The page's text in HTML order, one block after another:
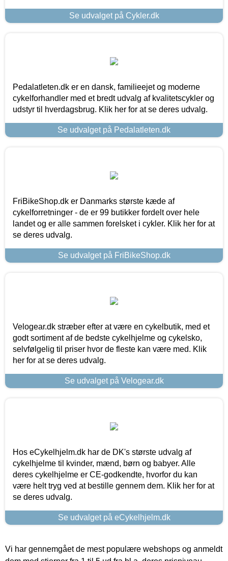
Se udvalget på Cykler.dk
Pedalatleten.dk er en dansk, familieejet og moderne
cykelforhandler med et bredt udvalg af kvalitetscykler og
udstyr til hverdagsbrug. Klik her for at se deres udvalg.
Se udvalget på Pedalatleten.dk
FriBikeShop.dk er Danmarks største kæde af
cykelforretninger - de er 99 butikker fordelt over hele
landet og er alle sammen forelsket i cykler. Klik her for at
se deres udvalg.
Se udvalget på FriBikeShop.dk
Velogear.dk stræber efter at være en cykelbutik, med et
godt sortiment af de bedste cykelhjelme og cykelsko,
selvfølgelig til priser hvor de fleste kan være med. Klik
her for at se deres udvalg.
Se udvalget på Velogear.dk
Hos eCykelhjelm.dk har de DK's største udvalg af
cykelhjelme til kvinder, mænd, børn og babyer. Alle
deres cykelhjelme er CE-godkendte, hvorfor du kan
være helt tryg ved at bestille gennem dem. Klik her for at
se deres udvalg.
Se udvalget på eCykelhjelm.dk
Vi har gennemgået de mest populære webshops og anmeldt